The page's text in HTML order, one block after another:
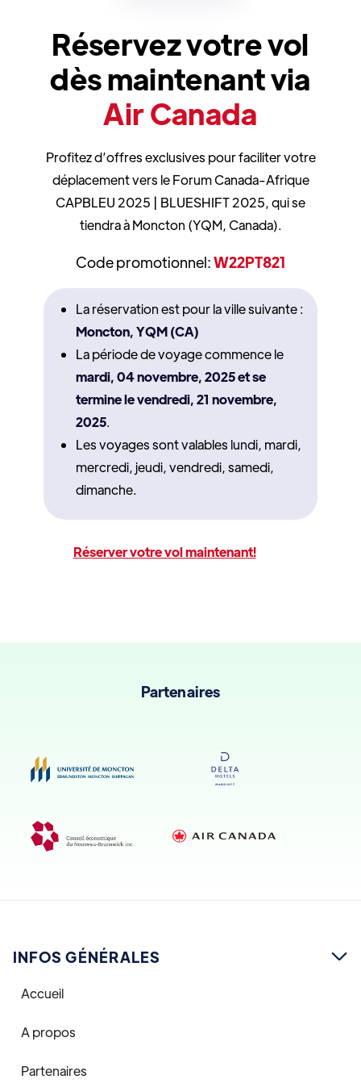
Réservez votre vol
dès maintenant via
Air Canada
Profitez d’offres exclusives pour faciliter votre
déplacement vers le Forum Canada-Afrique
CAPBLEU 2025 | BLUESHIFT 2025, qui se
tiendra à Moncton (YQM, Canada).
Code promotionnel:W22PT821
La réservation est pour la ville suivante :
Moncton, YQM (CA)
La période de voyage commence le
mardi, 04 novembre, 2025 et se
termine le vendredi, 21 novembre,
2025.
Les voyages sont valables lundi, mardi,
mercredi, jeudi, vendredi, samedi,
dimanche.
Réserver votre vol maintenant!
Partenaires
INFOS GÉNÉRALES 
Accueil
A propos
Partenaires